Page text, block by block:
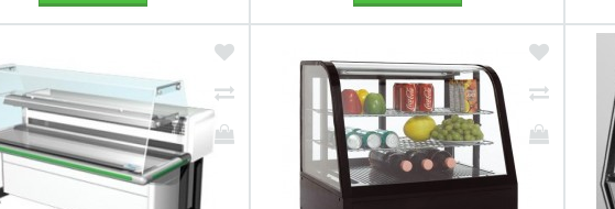
ПРОСМОТРЕТЬ